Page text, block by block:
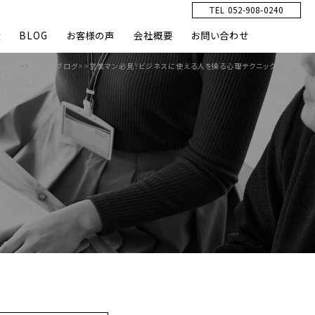
BLOG お客様の声 会社概要 お問い合わせ
TEL 052-908-0240
スタッフブログ>>営業マン必見！ビジネスに使える人を操る心理テクニック10選